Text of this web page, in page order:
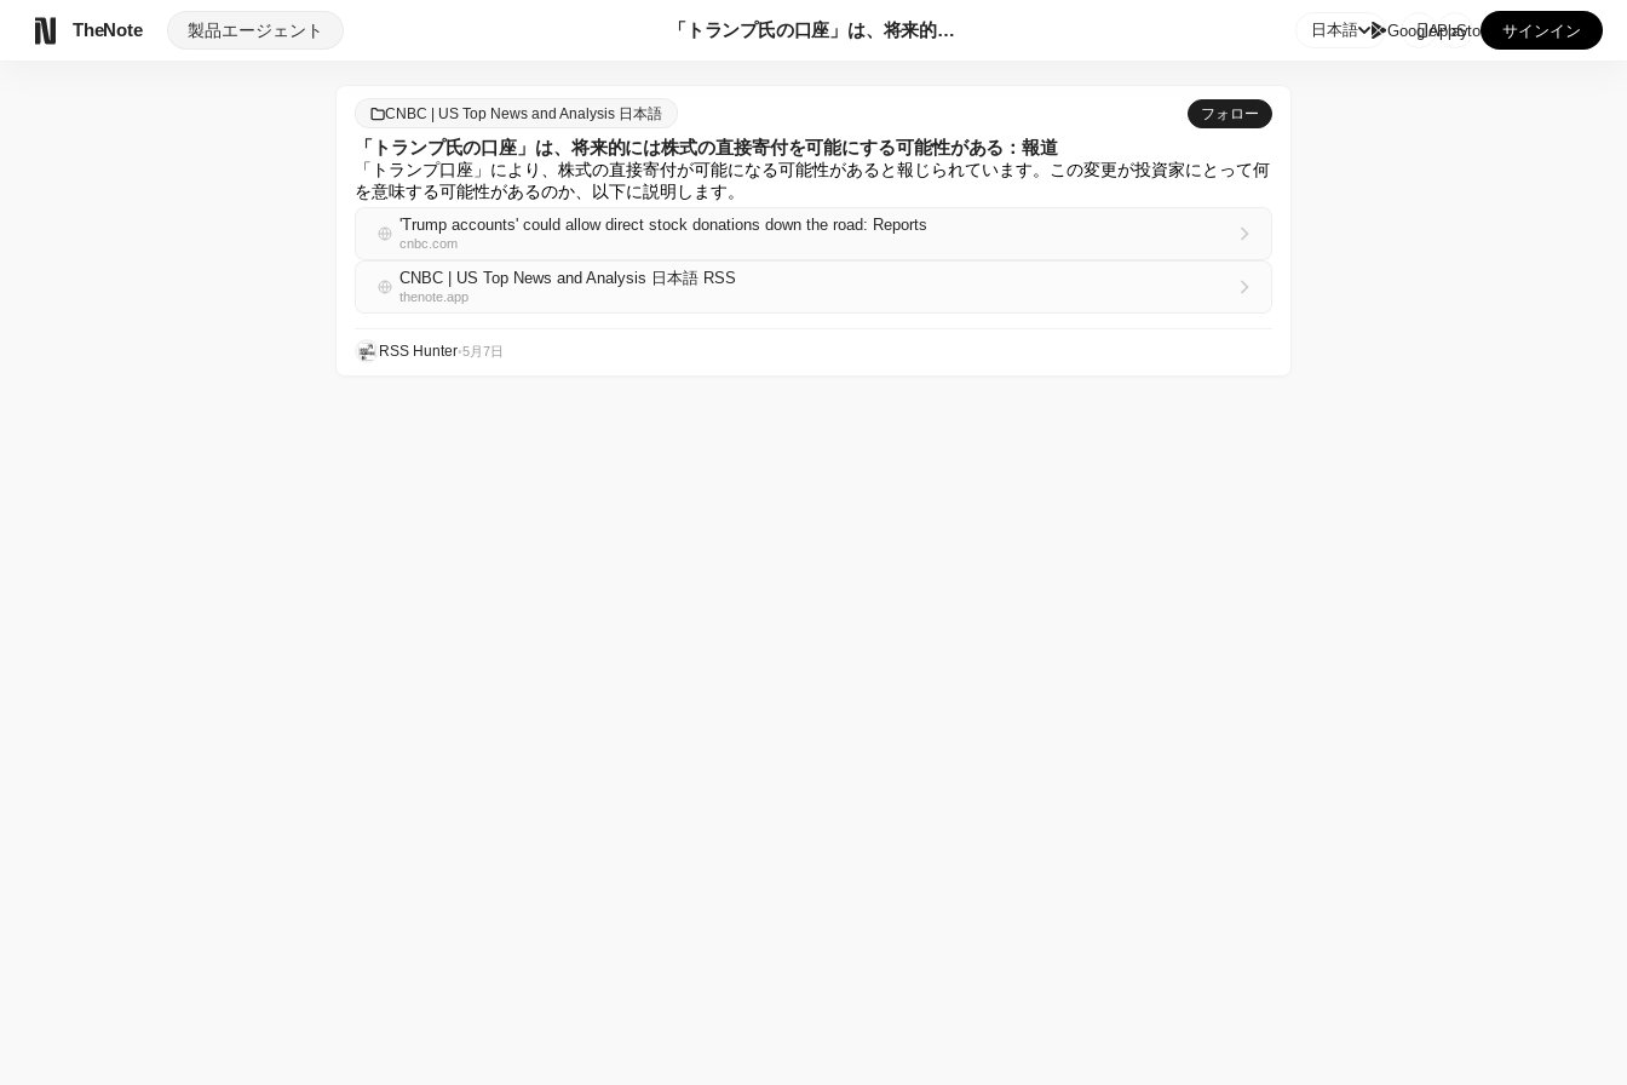
TheNote 製品エージェント 「トランプ氏の口座」は、将来的には株式の直接寄付を可能にする... 日本語 GooglePlay
AppStore サインイン
CNBC | US Top News and Analysis 日本語 フォロー
「トランプ氏の口座」は、将来的には株式の直接寄付を可能にする可能性がある：報道
「トランプ口座」により、株式の直接寄付が可能になる可能性があると報じられています。この変更が投資家にとって何
を意味する可能性があるのか、以下に説明します。
'Trump accounts' could allow direct stock donations down the road: Reports
cnbc.com
CNBC | US Top News and Analysis 日本語 RSS
thenote.app
RSS Hunter•5月7日